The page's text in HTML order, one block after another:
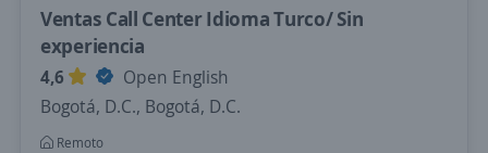
Ventas Call Center Idioma Turco/ Sin
experiencia
4,6
Open English
Bogotá, D.C., Bogotá, D.C.
Remoto